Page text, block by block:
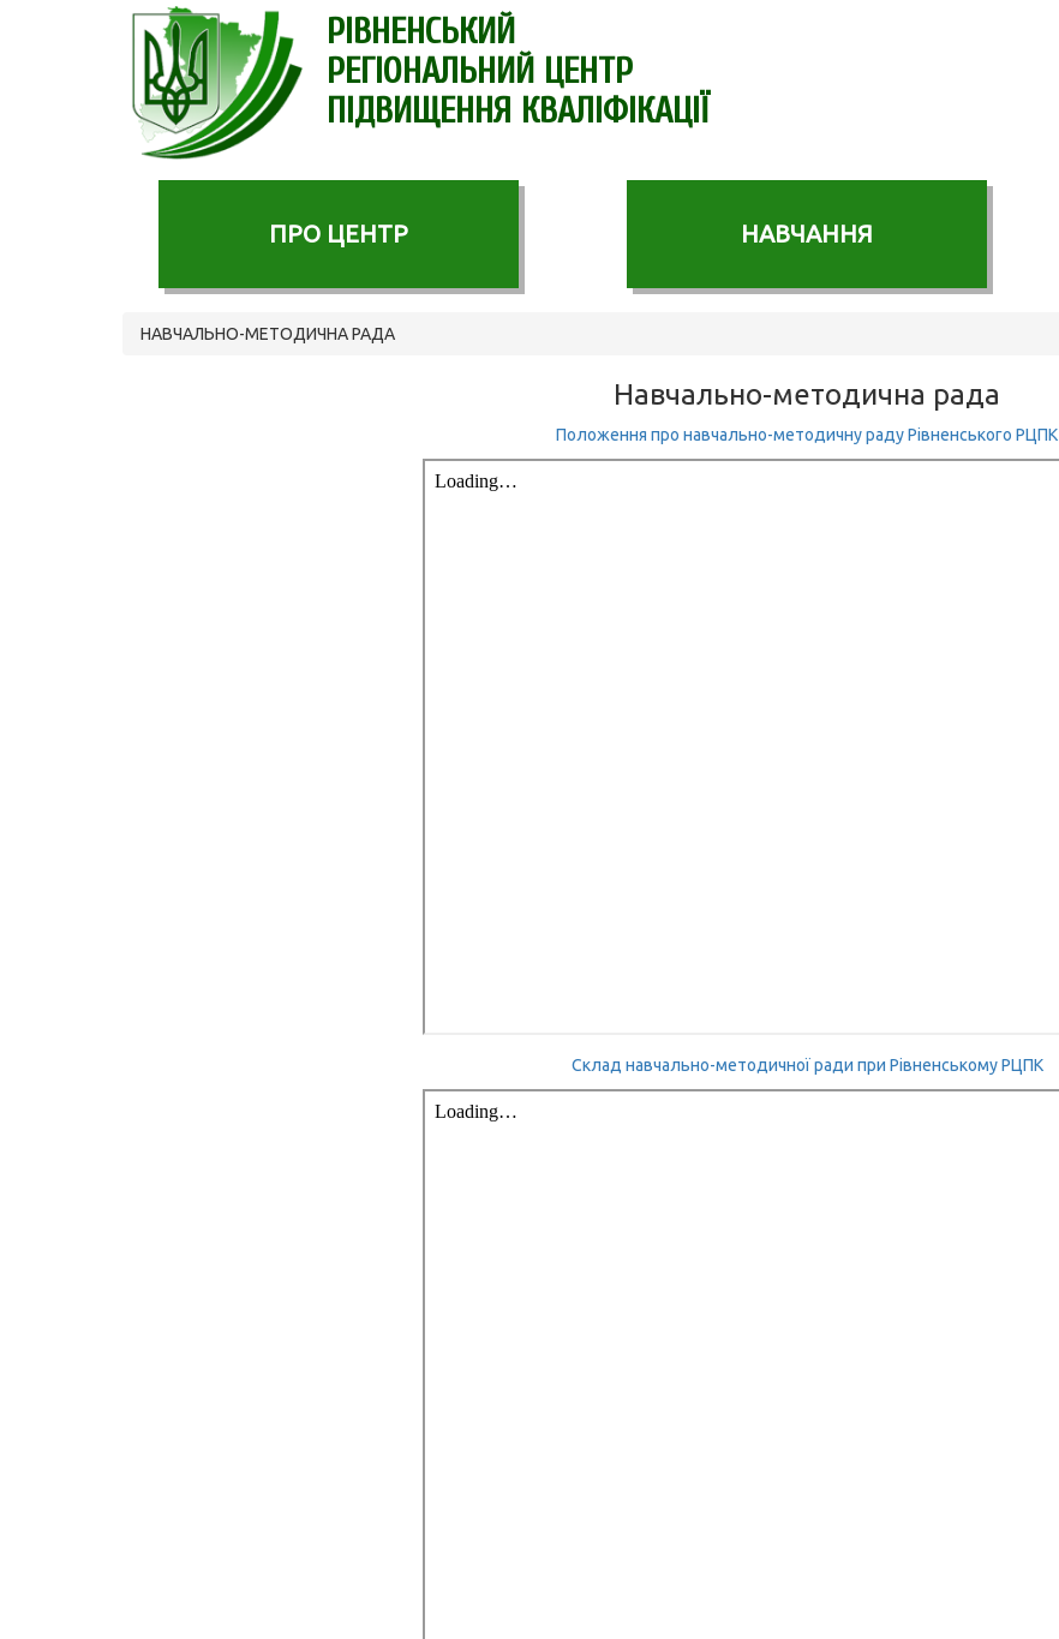
РІВНЕНСЬКИЙ
РЕГІОНАЛЬНИЙ ЦЕНТР
ПІДВИЩЕННЯ КВАЛІФІКАЦІЇ
ПРО ЦЕНТР НАВЧАННЯ
НАВЧАЛЬНО-МЕТОДИЧНА РАДА
Навчально-методична рада
Положення про навчально-методичну раду Рівненського РЦПК
Склад навчально-методичної ради при Рівненському РЦПК